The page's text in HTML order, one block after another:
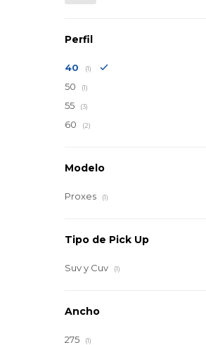
Perfil
40 (1)
50 (1)
55 (3)
60 (2)
Modelo
Proxes (1)
Tipo de Pick Up
Suv y Cuv (1)
Ancho
275 (1)